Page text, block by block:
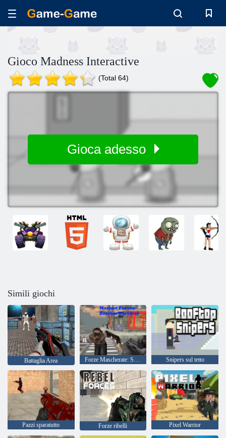
Gioco Madness Interactive
(Total 64)
Gioca adesso
Simili giochi
Battaglia Area Forze Mascherate: Sopravvivenza Zombie Snipers sul tetto
Pazzi sparatutto Forze ribelli Pixel Warrior